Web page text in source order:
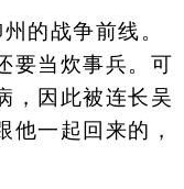
的战争前线。
要当炊事兵。可
，因此被连长吴
他一起回来的，